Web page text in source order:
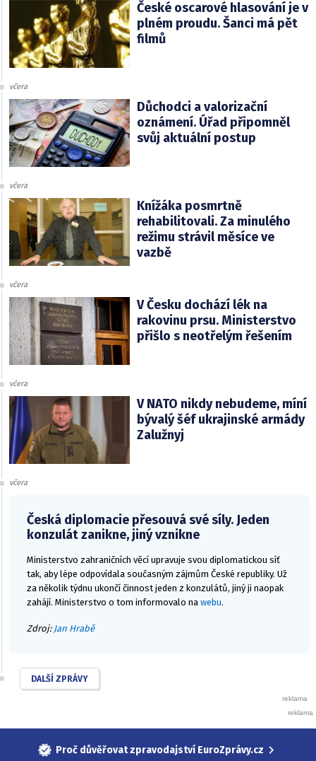
České oscarové hlasování je v
plném proudu. Šanci má pět
filmů
včera
Důchodci a valorizační
oznámení. Úřad připomněl
svůj aktuální postup
včera
Knížáka posmrtně
rehabilitovali. Za minulého
režimu strávil měsíce ve
vazbě
včera
V Česku dochází lék na
rakovinu prsu. Ministerstvo
přišlo s neotřelým řešením
včera
V NATO nikdy nebudeme, míní
bývalý šéf ukrajinské armády
Zalužnyj
včera
Česká diplomacie přesouvá své síly. Jeden
konzulát zanikne, jiný vznikne
Ministerstvo zahraničních věcí upravuje svou diplomatickou síť
tak, aby lépe odpovídala současným zájmům České republiky. Už
za několik týdnu ukončí činnost jeden z konzulátů, jiný ji naopak
zahájí. Ministerstvo o tom informovalo na webu.
Zdroj: Jan Hrabě
DALŠÍ ZPRÁVY
Proč důvěřovat zpravodajství EuroZprávy.cz